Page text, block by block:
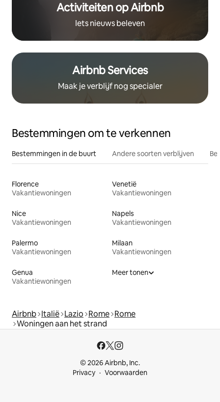
Activiteiten op Airbnb
Iets nieuws beleven
Airbnb Services
Maak je verblijf nog specialer
Bestemmingen om te verkennen
Bestemmingen in de buurt Andere soorten verblijven
Florence
Vakantiewoningen
Venetië
Vakantiewoningen
Nice
Vakantiewoningen
Napels
Vakantiewoningen
Palermo
Vakantiewoningen
Milaan
Vakantiewoningen
Genua
Vakantiewoningen
Meer tonen
Airbnb Italië Lazio Rome Rome
Woningen aan het strand
© 2026 Airbnb, Inc.
Privacy
Voorwaarden